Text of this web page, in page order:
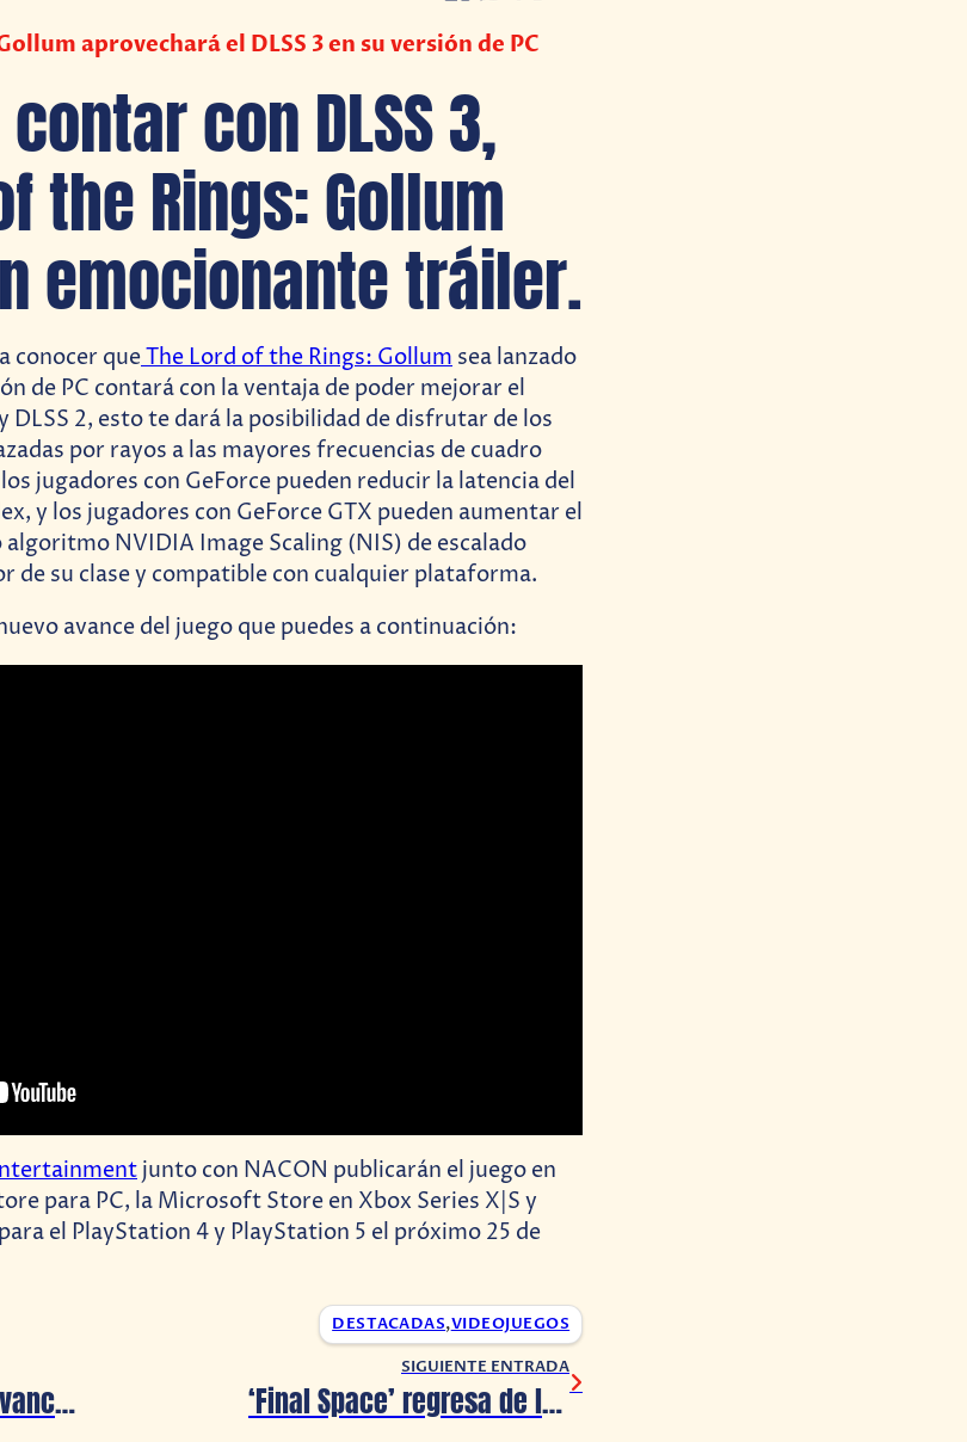
aprovechará el DLSS 3 en su versión de PC
con DLSS 3,
the Rings: Gollum
emocionante tráiler.
conocer queThe Lord of the Rings: Gollum sea lanzado
de PC contará con la ventaja de poder mejorar el
DLSS 2, esto te dará la posibilidad de disfrutar de los
por rayos a las mayores frecuencias de cuadro
jugadores con GeForce pueden reducir la latencia del
y los jugadores con GeForce GTX pueden aumentar el
NVIDIA Image Scaling (NIS) de escalado
de su clase y compatible con cualquier plataforma.
avance del juego que puedes a continuación:
junto con NACON publicarán el juego en
para PC, la Microsoft Store en Xbox Series X|S y
el PlayStation 4 y PlayStation 5 el próximo 25 de
DESTACADAS,VIDEOJUEGOS
¡The Flash lanza su avance final!
SIGUIENTE ENTRADA
‘Final Space’ regresa de la tumba como una novela gráfica